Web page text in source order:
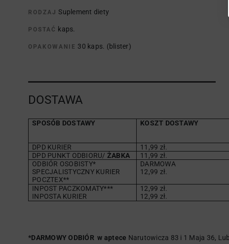
RODZAJ Suplement diety
POSTAĆ kaps.
OPAKOWANIE 30 kaps. (blister)
DOSTAWA
SPOSÓB DOSTAWY KOSZT DOSTAWY
DPD KURIER 11,99 zł.
DPD PUNKT ODBIORU/ ŻABKA 11,99 zł.
ODBIÓR OSOBISTY*
SPECJALISTYCZNY KURIER
POCZTEX**
DARMOWA
12,99 zł.
INPOST PACZKOMATY***
INPOSTA KURIER
12,99 zł.
12,99 zł.
*DARMOWY ODBIÓR w aptece Narutowicza 83 i 1 Maja 36,